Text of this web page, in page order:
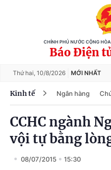
CHÍNH PHỦ NƯỚC CỘNG
Báo Điện
Thứ hai, 10/8/2026 MỚI NHẤT
Kinh tế Ngân hàng
CCHC ngành
vội tự bằng
08/07/2015 15:30